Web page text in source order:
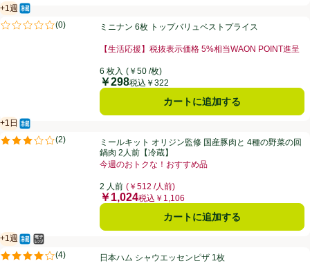
ミニナン 6枚 トップバリュベストプライス
+1週
賞味・消費期限保証：１週間
冷蔵食品
(0)
評価は0件のレビューで5点中0.0点。ミニナン 6枚 トップバリュベストプライス
【生活応援】税抜表示価格 5%相当WAON POINT進呈
6 枚入 (￥50 /枚)
価格
￥298税込￥322
カートに追加する
ミールキット オリジン監修 国産豚肉と 4種の野菜の回鍋肉 2人前【冷
+1日
賞味・消費期限保証：1日
冷蔵食品
(2)
評価は2件のレビューで5点中3.0点。ミールキット オリジン監修 国産豚肉と 4種の野菜の回
鍋肉 2人前【冷蔵】
今週のおトクな！おすすめ品
2 人前 (￥512 /人前)
価格
￥1,024税込￥1,106
カートに追加する
日本ハム シャウエッセンピザ 1枚
+1週
賞味・消費期限保証：１週間
冷蔵食品
電子レンジ使用可
(4)
評価は4件のレビューで5点中4.0点。日本ハム シャウエッセンピザ 1枚